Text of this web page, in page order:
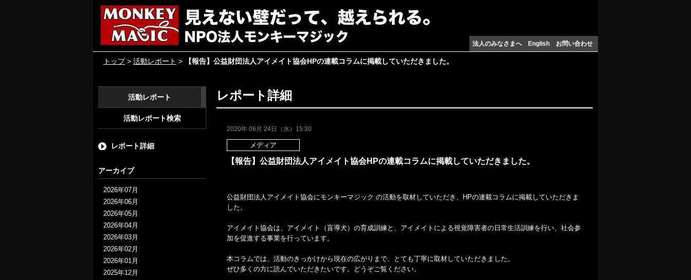
法人のみなさまへ English お問い合わせ
トップ> 活動レポート > 【報告】公益財団法人アイメイト協会HPの連載コラムに掲載していただきました。
活動レポート
活動レポート検索
レポート詳細
アーカイブ
2026年07月
2026年06月
2026年05月
2026年04月
2026年03月
2026年02月
2026年01月
2025年12月
レポート詳細
2020年 06月 24日（水）15:30
メディア
【報告】公益財団法人アイメイト協会HPの連載コラムに掲載していただきました。
公益財団法人アイメイト協会にモンキーマジック の活動を取材していただき、HPの連載コラムに掲載していただきま
した。
アイメイト協会は、アイメイト（盲導犬）の育成訓練と、アイメイトによる視覚障害者の日常生活訓練を行い、社会参
加を促進する事業を行っています。
本コラムでは、活動のきっかけから現在の広がりまで、とても丁寧に取材していただきました。
ぜひ多くの方に読んでいただきたいです。どうぞご覧ください。